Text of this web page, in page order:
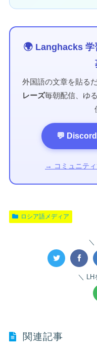
🌍 Langhacks 学
外国語の文章を貼る
レーズ毎朝配信、ゆ
💬 Discord
→ コミュニテ
ロシア語メディア
関連記事